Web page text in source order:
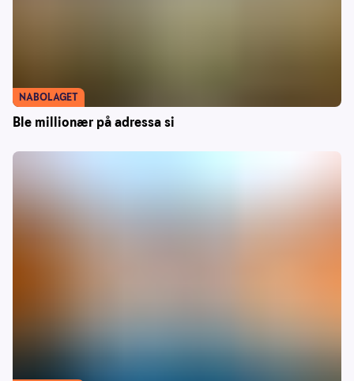
Ble millionær på adressa si
NABOLAGET